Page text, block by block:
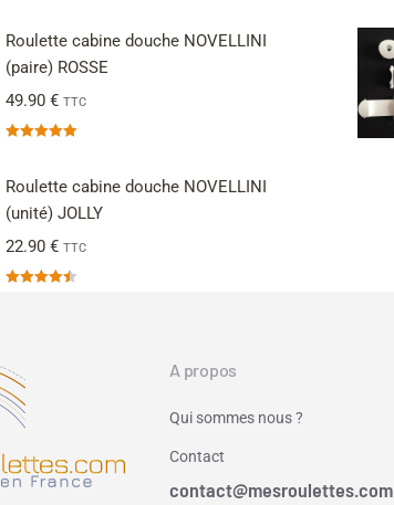
Roulette cabine douche NOVELLINI
(paire) ROSSE
49.90 € TTC
Roulette cabine douche NOVELLINI
(unité) JOLLY
22.90 € TTC
A propos
Qui sommes nous ?
Contact
contact@mesroulettes.com